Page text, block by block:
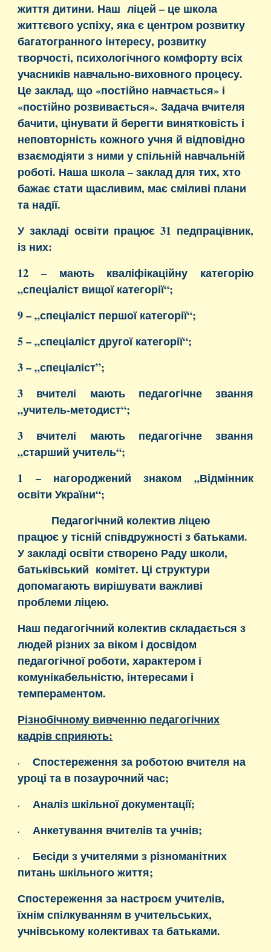
життя дитини. Наш ліцей – це школа
життєвого успіху, яка є центром розвитку
багатогранного інтересу, розвитку
творчості, психологічного комфорту всіх
учасників навчально-виховного процесу.
Це заклад, що «постійно навчається» і
«постійно розвивається». Задача вчителя
бачити, цінувати й берегти винятковість і
неповторність кожного учня й відповідно
взаємодіяти з ними у спільній навчальній
роботі. Наша школа – заклад для тих, хто
бажає стати щасливим, має сміливі плани
та надії.
У закладі освіти працює 31 педпрацівник,
із них:
12 – мають кваліфікаційну категорію
„спеціаліст вищої категорії“;
9 – „спеціаліст першої категорії“;
5 – „спеціаліст другої категорії“;
3 – „спеціаліст”;
3 вчителі мають педагогічне звання
„учитель-методист“;
3 вчителі мають педагогічне звання
„старший учитель“;
1 – нагороджений знаком „Відмінник
освіти України“;
Педагогічний колектив ліцею
працює у тісній співдружності з батьками.
У закладі освіти створено Раду школи,
батьківський комітет. Ці структури
допомагають вирішувати важливі
проблеми ліцею.
Наш педагогічний колектив складається з
людей різних за віком і досвідом
педагогічної роботи, характером і
комунікабельністю, інтересами і
темпераментом.
Різнобічному вивченню педагогічних
кадрів сприяють:
·
Спостереження за роботою вчителя на
уроці та в позаурочний час;
· Аналіз шкільної документації;
· Анкетування вчителів та учнів;
·
Бесіди з учителями з різноманітних
питань шкільного життя;
Спостереження за настроєм учителів,
їхнім спілкуванням в учительських,
учнівському колективах та батьками.